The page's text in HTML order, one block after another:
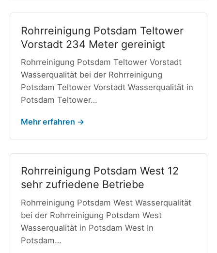
Rohrreinigung Potsdam Teltower
Vorstadt 234 Meter gereinigt
Rohrreinigung Potsdam Teltower Vorstadt
Wasserqualität bei der Rohrreinigung
Potsdam Teltower Vorstadt Wasserqualität in
Potsdam Teltower…
Mehr erfahren →
Rohrreinigung Potsdam West 12
sehr zufriedene Betriebe
Rohrreinigung Potsdam West Wasserqualität
bei der Rohrreinigung Potsdam West
Wasserqualität in Potsdam West In
Potsdam…